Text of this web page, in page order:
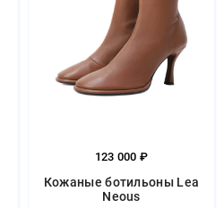
123 000 ₽
Кожаные ботильоны Lea
Neous